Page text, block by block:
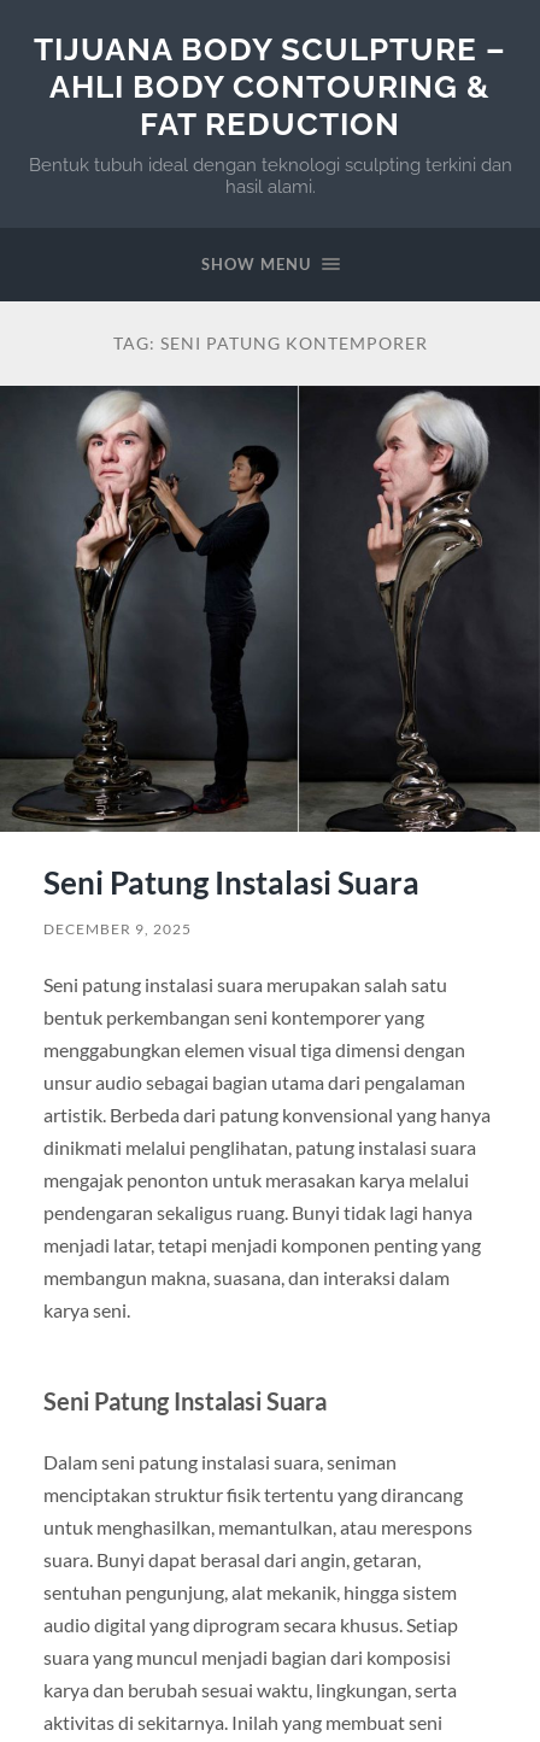
TIJUANA BODY SCULPTURE –
AHLI BODY CONTOURING &
FAT REDUCTION
Bentuk tubuh ideal dengan teknologi sculpting terkini dan
hasil alami.
SHOW MENU
TAG: SENI PATUNG KONTEMPORER
Seni Patung Instalasi Suara
DECEMBER 9, 2025
Seni patung instalasi suara merupakan salah satu
bentuk perkembangan seni kontemporer yang
menggabungkan elemen visual tiga dimensi dengan
unsur audio sebagai bagian utama dari pengalaman
artistik. Berbeda dari patung konvensional yang hanya
dinikmati melalui penglihatan, patung instalasi suara
mengajak penonton untuk merasakan karya melalui
pendengaran sekaligus ruang. Bunyi tidak lagi hanya
menjadi latar, tetapi menjadi komponen penting yang
membangun makna, suasana, dan interaksi dalam
karya seni.
Seni Patung Instalasi Suara
Dalam seni patung instalasi suara, seniman
menciptakan struktur fisik tertentu yang dirancang
untuk menghasilkan, memantulkan, atau merespons
suara. Bunyi dapat berasal dari angin, getaran,
sentuhan pengunjung, alat mekanik, hingga sistem
audio digital yang diprogram secara khusus. Setiap
suara yang muncul menjadi bagian dari komposisi
karya dan berubah sesuai waktu, lingkungan, serta
aktivitas di sekitarnya. Inilah yang membuat seni